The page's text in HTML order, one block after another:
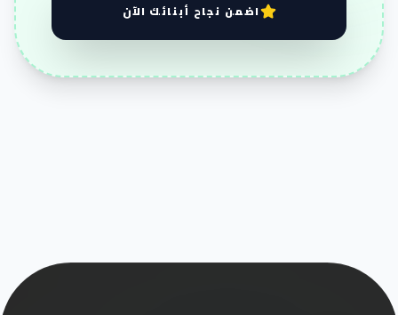
اضمن نجاح أبنائك الآن